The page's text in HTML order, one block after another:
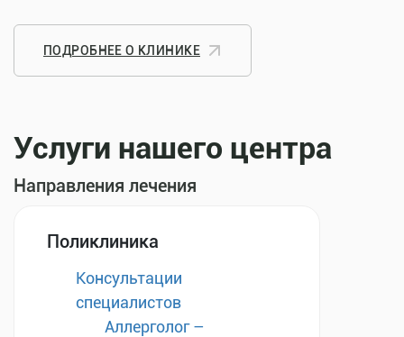
ПОДРОБНЕЕ О КЛИНИКЕ
Услуги нашего центра
Направления лечения
Поликлиника
Консультации
специалистов
Аллерголог –